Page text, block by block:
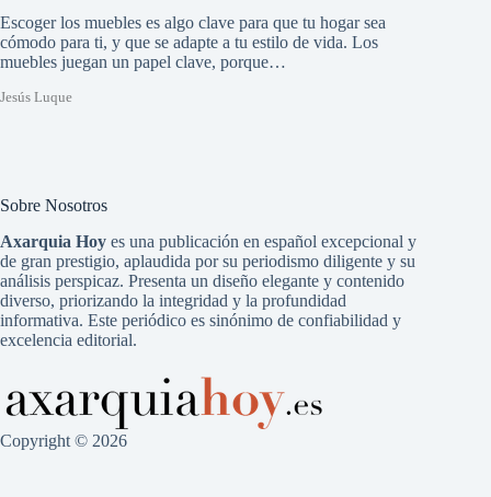
Escoger los muebles es algo clave para que tu hogar sea
cómodo para ti, y que se adapte a tu estilo de vida. Los
muebles juegan un papel clave, porque…
Jesús Luque
Sobre Nosotros
Axarquia Hoy es una publicación en español excepcional y
de gran prestigio, aplaudida por su periodismo diligente y su
análisis perspicaz. Presenta un diseño elegante y contenido
diverso, priorizando la integridad y la profundidad
informativa. Este periódico es sinónimo de confiabilidad y
excelencia editorial.
Copyright © 2026